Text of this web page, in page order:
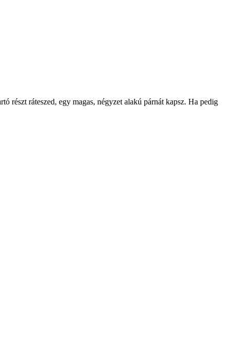
részt ráteszed, egy magas, négyzet alakú párnát kapsz. Ha pedig